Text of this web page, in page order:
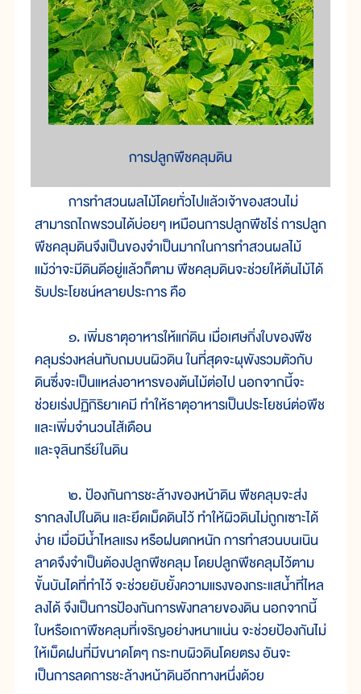
การปลูกพืชคลุมดิน
การทำสวนผลไม้โดยทั่วไปแล้วเจ้าของสวนไม่
สามารถไถพรวนได้บ่อยๆ เหมือนการปลูกพืชไร่ การปลูก
พืชคลุมดินจึงเป็นของจำเป็นมากในการทำสวนผลไม้
แม้ว่าจะมีดินดีอยู่แล้วก็ตาม พืชคลุมดินจะช่วยให้ต้นไม้ได้
รับประโยชน์หลายประการ คือ
๑. เพิ่มธาตุอาหารให้แก่ดิน เมื่อเศษกิ่งใบของพืช
คลุมร่วงหล่นทับถมบนผิวดิน ในที่สุดจะผุพังรวมตัวกับ
ดินซึ่งจะเป็นแหล่งอาหารของต้นไม้ต่อไป นอกจากนี้จะ
ช่วยเร่งปฏิกิริยาเคมี ทำให้ธาตุอาหารเป็นประโยชน์ต่อพืช
และเพิ่มจำนวนไส้เดือน
และจุลินทรีย์ในดิน
๒. ป้องกันการชะล้างของหน้าดิน พืชคลุมจะส่ง
รากลงไปในดิน และยึดเม็ดดินไว้ ทำให้ผิวดินไม่ถูกเซาะได้
ง่าย เมื่อมีน้ำไหลแรง หรือฝนตกหนัก การทำสวนบนเนิน
ลาดจึงจำเป็นต้องปลูกพืชคลุม โดยปลูกพืชคลุมไว้ตาม
ขั้นบันไดที่ทำไว้ จะช่วยยับยั้งความแรงของกระแสน้ำที่ไหล
ลงได้ จึงเป็นการป้องกันการพังทลายของดิน นอกจากนี้
ใบหรือเถาพืชคลุมที่เจริญอย่างหนาแน่น จะช่วยป้องกันไม่
ให้เม็ดฝนที่มีขนาดโตๆ กระทบผิวดินโดยตรง อันจะ
เป็นการลดการชะล้างหน้าดินอีกทางหนึ่งด้วย